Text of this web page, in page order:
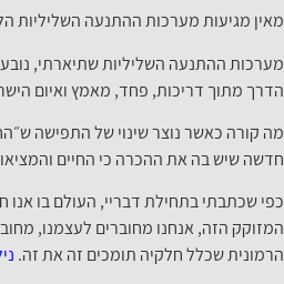
מאין מגיעות מערכות ההתנעה השליליות
מערכות ההתנעה השליליות שתיארתי,
הדרך מתוך דריכות, פחד, מאמץ ואיום
מה קורה כאשר נוצר שינוי של התפישה
חדשה שיש בה את ההכרה כי החיים
כפי שכתבתי בתחילת דבריי, העולם בו
המזוקק הזה, אנחנו מחוברים לעצמנו,
הרמונית שכלל חלקיה תומכים זה את זה.